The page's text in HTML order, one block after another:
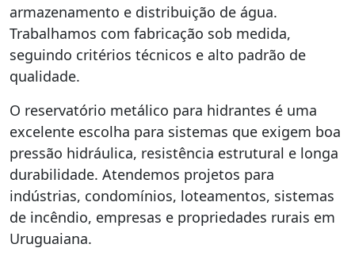
armazenamento e distribuição de água.
Trabalhamos com fabricação sob medida,
seguindo critérios técnicos e alto padrão de
qualidade.
O reservatório metálico para hidrantes é uma
excelente escolha para sistemas que exigem boa
pressão hidráulica, resistência estrutural e longa
durabilidade. Atendemos projetos para
indústrias, condomínios, loteamentos, sistemas
de incêndio, empresas e propriedades rurais em
Uruguaiana.